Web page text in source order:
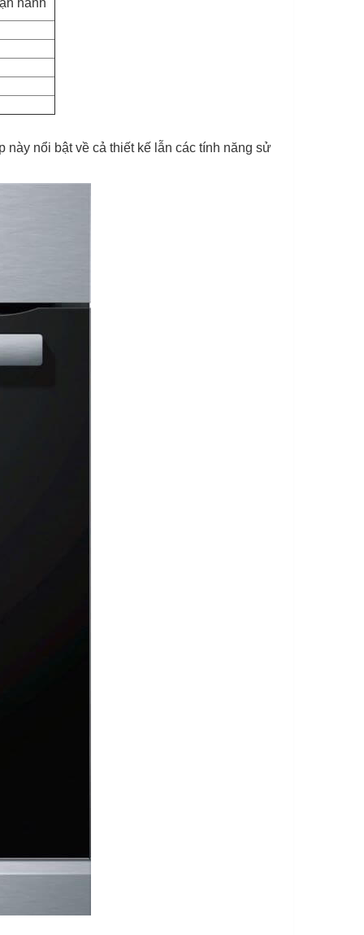
hành
nổi bật về cả thiết kế lẫn các tính năng sử